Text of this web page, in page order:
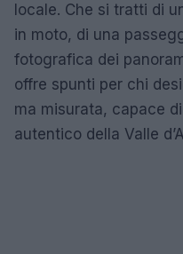
locale. Che si tratti di
in moto, di una
fotografica dei
offre spunti per chi
ma misurata, capace
autentico della Valle